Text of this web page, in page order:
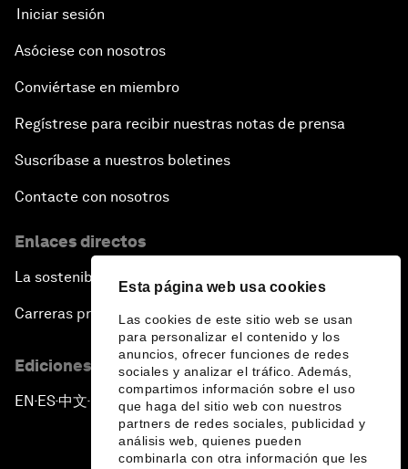
Esta página web usa cookies
Las cookies de este sitio web se usan
para personalizar el contenido y los
anuncios, ofrecer funciones de redes
sociales y analizar el tráfico. Además,
compartimos información sobre el uso
que haga del sitio web con nuestros
partners de redes sociales, publicidad y
análisis web, quienes pueden
combinarla con otra información que les
Iniciar sesión
Asóciese con nosotros
Conviértase en miembro
Regístrese para recibir nuestras notas de prensa
Suscríbase a nuestros boletines
Contacte con nosotros
Enlaces directos
La sostenibilidad en el Foro
Carreras profesionales
Ediciones en otros idiomas
EN ▪ ES▪中文▪ 日本語